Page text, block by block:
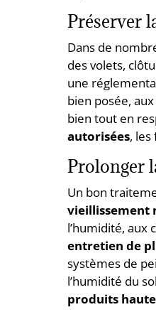
Préserver
Dans de
des volets,
une
bien posée,
bien tout en
autorisées, les
Prolonger
Un bon
vieillissement
l’humidité, aux
entretien de
systèmes de
l’humidité du
produits